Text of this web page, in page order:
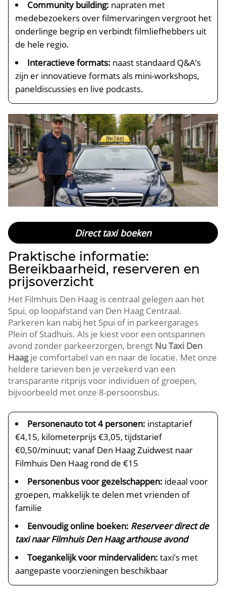
Community building: napraten met
medebezoekers over filmervaringen vergroot het
onderlinge begrip en verbindt filmliefhebbers uit
de hele regio.​
Interactieve formats: naast standaard Q&A’s
zijn er innovatieve formats als mini-workshops,
paneldiscussies en live podcasts.​
Direct taxi boeken
Praktische informatie:
Bereikbaarheid, reserveren en
prijsoverzicht
Het Filmhuis Den Haag is centraal gelegen aan het
Spui, op loopafstand van Den Haag Centraal.​
Parkeren kan nabij het Spui of in parkeergarages
Plein of Stadhuis.​ Als je kiest voor een ontspannen
avond zonder parkeerzorgen, brengt Nu Taxi Den
Haagje comfortabel van en naar de locatie.​ Met onze
heldere tarieven ben je verzekerd van een
transparante ritprijs voor individuen of groepen,
bijvoorbeeld met onze 8-persoonsbus.​
Personenauto tot 4 personen: instaptarief
€4,15, kilometerprijs €3,05, tijdstarief
€0,50/minuut; vanaf Den Haag Zuidwest naar
Filmhuis Den Haag rond de €15
Personenbus voor gezelschappen: ideaal voor
groepen, makkelijk te delen met vrienden of
familie
Eenvoudig online boeken: Reserveer direct de
taxi naar Filmhuis Den Haag arthouse avond
Toegankelijk voor mindervaliden: taxi’s met
aangepaste voorzieningen beschikbaar